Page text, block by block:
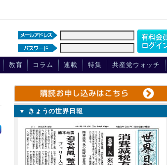
教育 コラム 連載 特集 共産党ウォッチ
▼ きょうの世界日報